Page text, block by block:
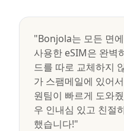
"Bonjola는 모든 면
사용한 eSIM은 완벽
드를 따로 교체하지
가 스팸메일에 있어
원팀이 빠르게 도와
우 인내심 있고 친절
했습니다!"